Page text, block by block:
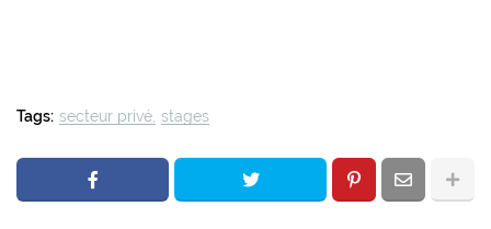
Tags: secteur privé stages